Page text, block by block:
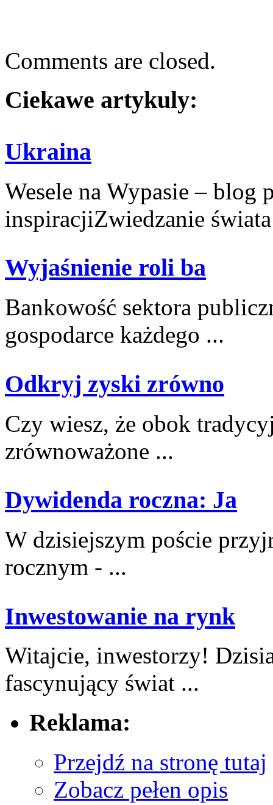
Comments are closed.
Ciekawe artykuly:
Ukraina
Wesele na Wypasie – blog
inspiracjiZwiedzanie
Wyjaśnienie roli ba
Bankowość sektora
gospodarce każdego ...
Odkryj zyski zrówno
Czy wiesz, że obok
zrównoważone ...
Dywidenda roczna: Ja
W dzisiejszym poście
rocznym ​- ...
Inwestowanie na rynk
Witajcie, ​inwestorzy!
fascynujący świat‍ ...
Reklama:
Przejdź na stronę tutaj
Zobacz pełen opis